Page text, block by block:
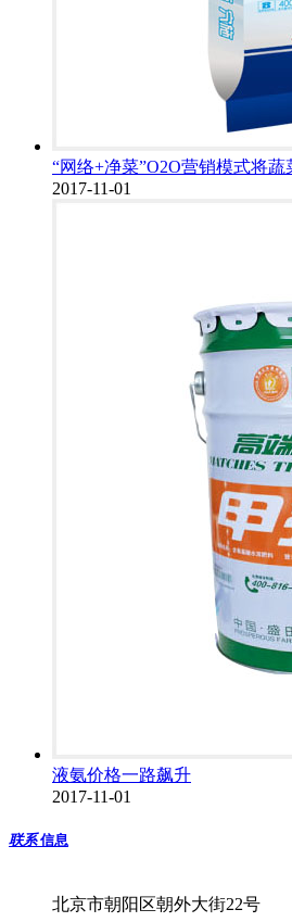
“网络+净菜”O2O营销模式将蔬
2017-11-01
液氨价格一路飙升
2017-11-01
联系信息
北京市朝阳区朝外大街22号